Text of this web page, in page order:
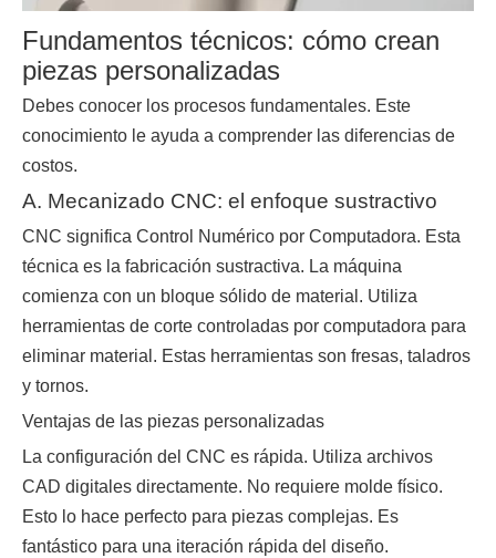
Fundamentos técnicos: cómo crean
piezas personalizadas
Debes conocer los procesos fundamentales. Este
conocimiento le ayuda a comprender las diferencias de
costos.
A. Mecanizado CNC: el enfoque sustractivo
CNC significa Control Numérico por Computadora. Esta
técnica es la fabricación sustractiva. La máquina
comienza con un bloque sólido de material. Utiliza
herramientas de corte controladas por computadora para
eliminar material. Estas herramientas son fresas, taladros
y tornos.
Ventajas de las piezas personalizadas
La configuración del CNC es rápida. Utiliza archivos
CAD digitales directamente. No requiere molde físico.
Esto lo hace perfecto para piezas complejas. Es
fantástico para una iteración rápida del diseño.